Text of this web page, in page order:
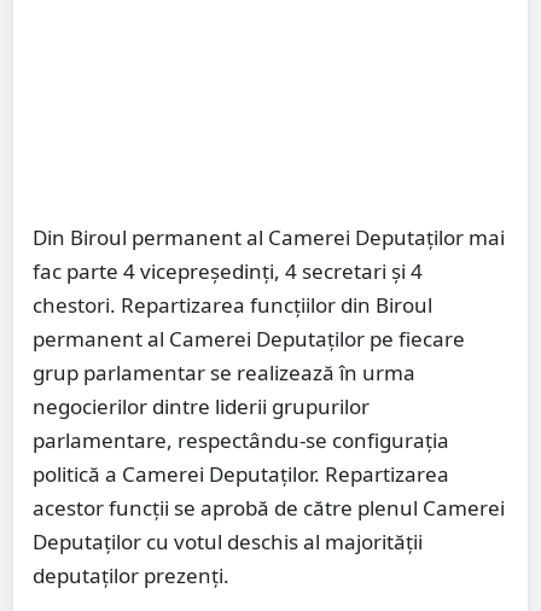
Din Biroul permanent al Camerei Deputaţilor mai
fac parte 4 vicepreşedinţi, 4 secretari şi 4
chestori. Repartizarea funcţiilor din Biroul
permanent al Camerei Deputaţilor pe fiecare
grup parlamentar se realizează în urma
negocierilor dintre liderii grupurilor
parlamentare, respectându-se configuraţia
politică a Camerei Deputaţilor. Repartizarea
acestor funcţii se aprobă de către plenul Camerei
Deputaţilor cu votul deschis al majorităţii
deputaţilor prezenţi.